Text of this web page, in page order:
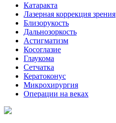
Катаракта
Лазерная коррекция зрения
Близорукость
Дальнозоркость
Астигматизм
Косоглазие
Глаукома
Сетчатка
Кератоконус
Микрохирургия
Операции на веках